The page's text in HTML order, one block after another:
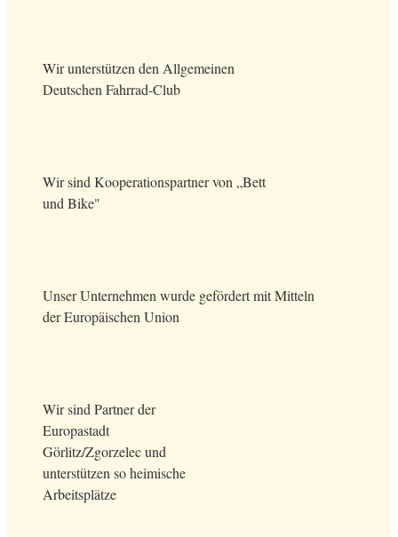
Wir unterstützen den Allgemeinen
Deutschen Fahrrad-Club
Wir sind Kooperationspartner von „Bett
und Bike"
Unser Unternehmen wurde gefördert mit Mitteln
der Europäischen Union
Wir sind Partner der
Europastadt
Görlitz/Zgorzelec und
unterstützen so heimische
Arbeitsplätze